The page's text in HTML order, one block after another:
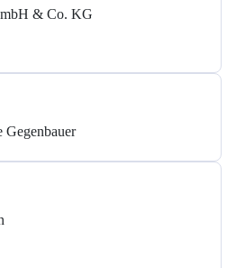
& Co. KG
Gegenbauer